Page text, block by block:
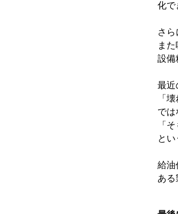
化で
さ
ま
設備
最近
「
では
「
とい
給油
ある